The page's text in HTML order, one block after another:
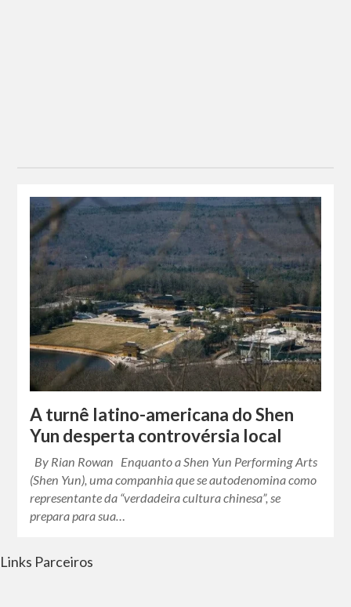
A turnê latino-americana do Shen
Yun desperta controvérsia local
By Rian Rowan Enquanto a Shen Yun Performing Arts
(Shen Yun), uma companhia que se autodenomina como
representante da “verdadeira cultura chinesa”, se
prepara para sua…
Links Parceiros